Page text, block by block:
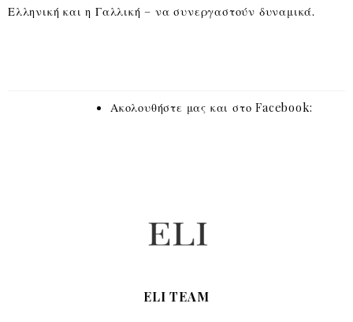
Ελληνική και η Γαλλική – να συνεργαστούν δυναμικά.
Ακολουθήστε μας και στο Facebook:
ELI TEAM